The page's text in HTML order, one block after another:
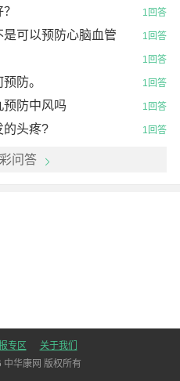
1回答
可以预防心脑血管
1回答
1回答
防。 1回答
防中风吗 1回答
的头疼? 1回答
问答
专区
关于我们
中华康网 版权所有